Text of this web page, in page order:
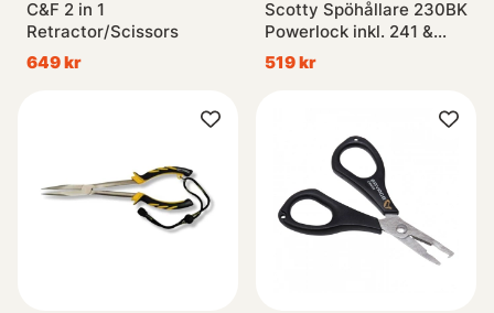
C&F 2 in 1
Retractor/Scissors
649 kr
Scotty Spöhållare 230BK
Powerlock inkl. 241 &
242
519 kr